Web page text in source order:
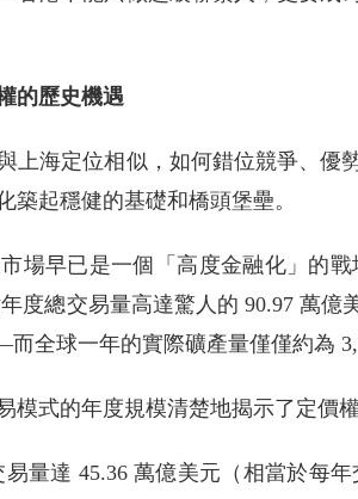
的歷史機遇
上海定位相似，如何錯位競爭、
起穩健的基礎和橋頭堡壘。
場早已是一個「高度金融化」的戰
度總交易量高達驚人的 90.97 萬億
全球一年的實際礦產量僅僅約為
模式的年度規模清楚地揭示了定價權
量達 45.36 萬億美元（相當於每